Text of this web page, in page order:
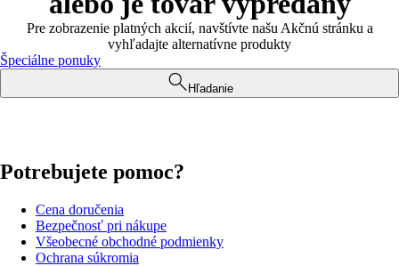
Pre zobrazenie platných akcií, navštívte našu Akčnú stránku a
vyhľadajte alternatívne produkty
Špeciálne ponuky
Hľadanie
Potrebujete pomoc?
Cena doručenia
Bezpečnosť pri nákupe
Všeobecné obchodné podmienky
Ochrana súkromia